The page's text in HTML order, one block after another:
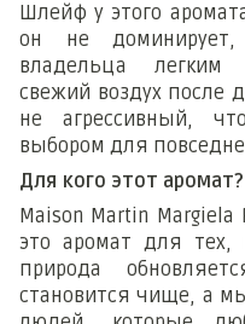
Шлейф у этого
он не доминирует,
владельца легким
свежий воздух после
не агрессивный,
выбором для
Для кого этот аромат?
Maison Martin Margiela
это аромат для тех,
природа
становится чище, а